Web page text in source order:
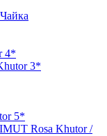
4*
3*
5*
Rosa Khutor /